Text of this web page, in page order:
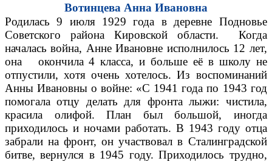
Вотинцева Анна Ивановна
Родилась 9 июля 1929 года в деревне Подновье
Советского района Кировской области. Когда
началась война, Анне Ивановне исполнилось 12 лет,
она окончила 4 класса, и больше её в школу не
отпустили, хотя очень хотелось. Из воспоминаний
Анны Ивановны о войне: «С 1941 года по 1943 год
помогала отцу делать для фронта лыжи: чистила,
красила олифой. План был большой, иногда
приходилось и ночами работать. В 1943 году отца
забрали на фронт, он участвовал в Сталинградской
битве, вернулся в 1945 году. Приходилось трудно,